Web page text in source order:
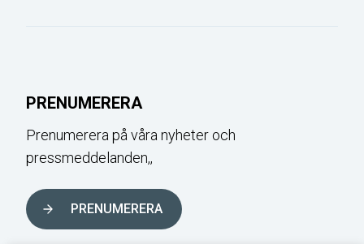
PRENUMERERA
Prenumerera på våra nyheter och
pressmeddelanden,,
PRENUMERERA